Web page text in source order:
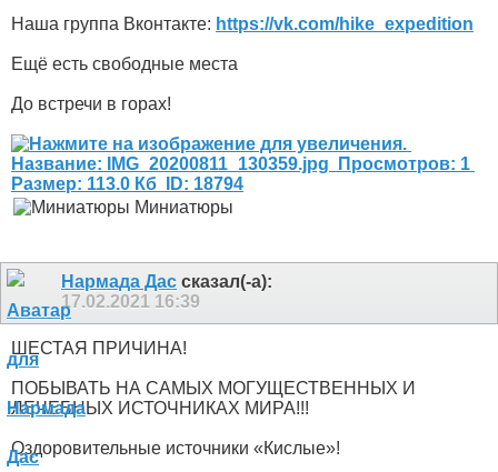
Наша группа Вконтакте: https://vk.com/hike_expedition
Ещё есть свободные места
До встречи в горах!
Миниатюры
Нармада Дас сказал(-а):
17.02.2021 16:39
ШЕСТАЯ ПРИЧИНА!
ПОБЫВАТЬ НА САМЫХ МОГУЩЕСТВЕННЫХ И
ЛЕЧЕБНЫХ ИСТОЧНИКАХ МИРА!!!
Оздоровительные источники «Кислые»!